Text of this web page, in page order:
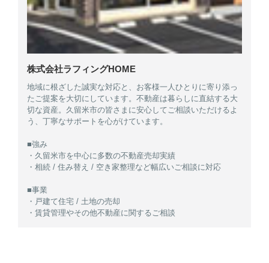
株式会社ラフィングHOME
地域に根ざした誠実な対応と、お客様一人ひとりに寄り添っ
たご提案を大切にしています。不動産は暮らしに直結する大
切な資産。久留米市の皆さまに安心してご相談いただけるよ
う、丁寧なサポートを心がけています。
■強み
・久留米市を中心に多数の不動産売却実績
・相続 / 住み替え / 空き家整理など幅広いご相談に対応
■事業
・戸建て住宅 / 土地の売却
・賃貸管理やその他不動産に関するご相談